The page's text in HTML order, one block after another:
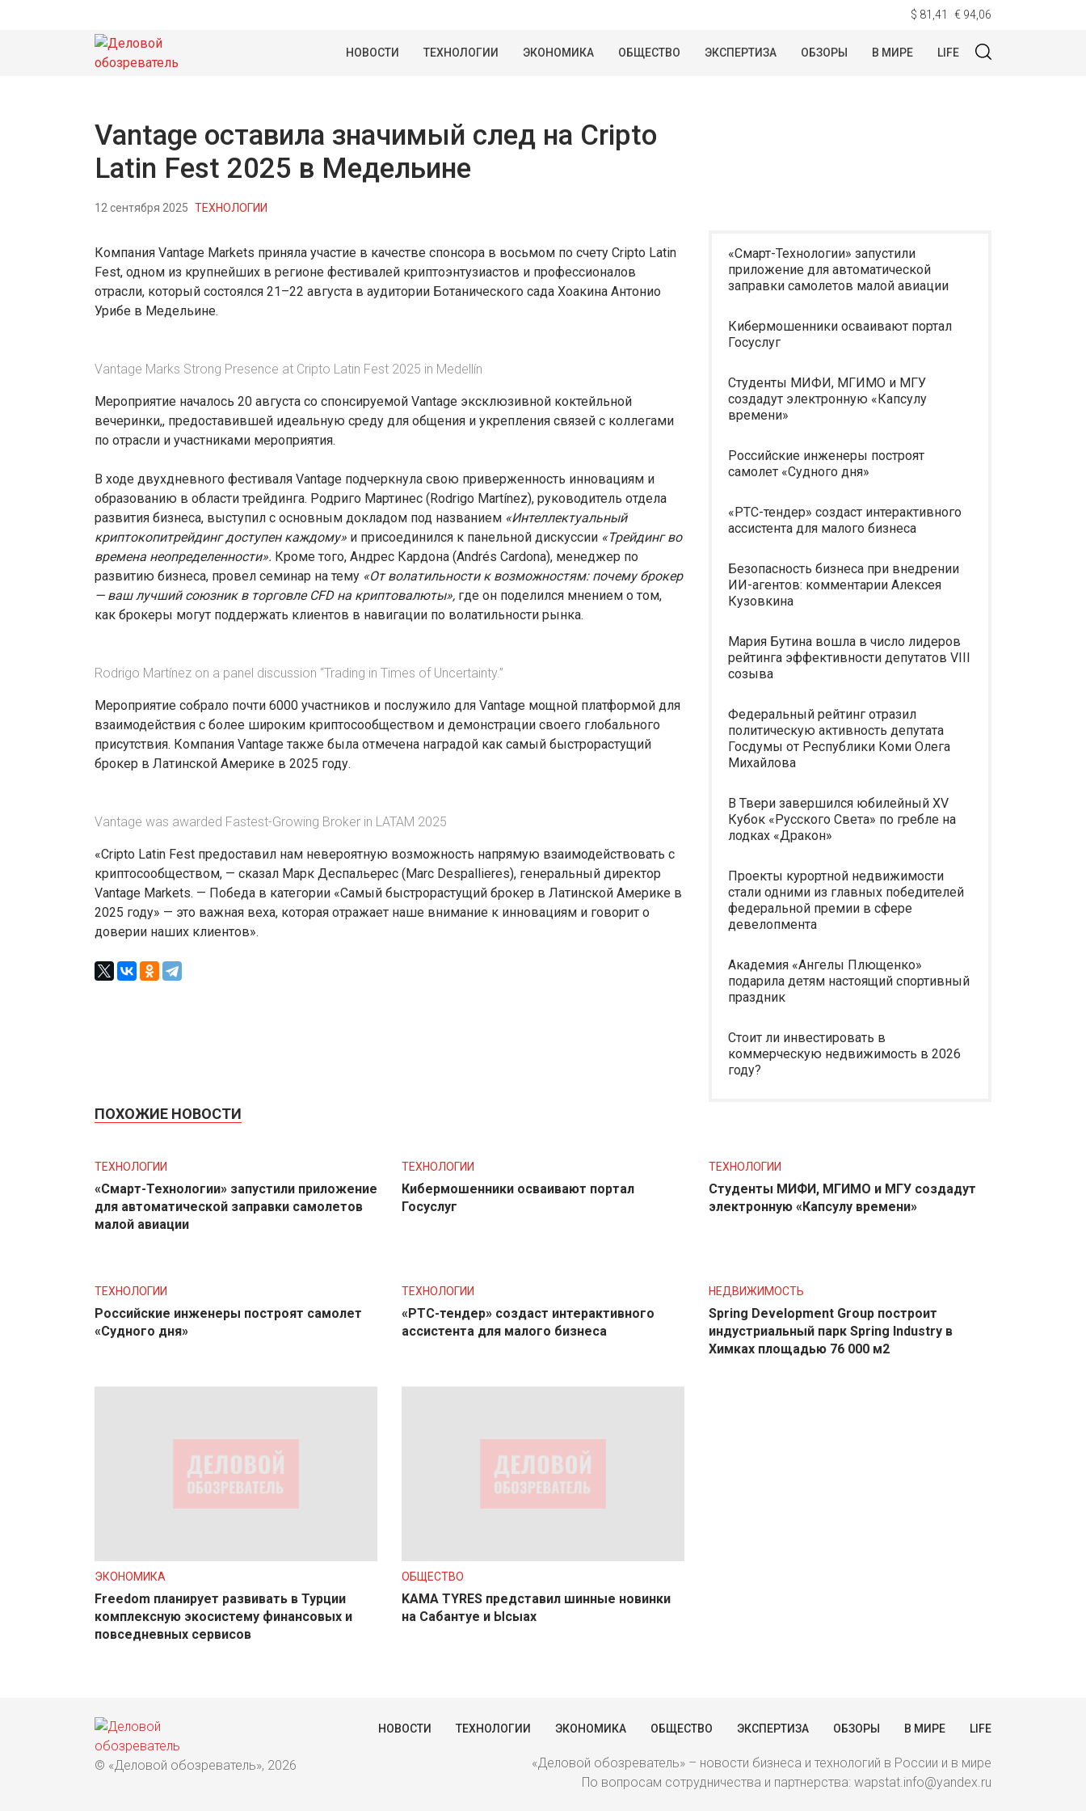
$ 81,41 € 94,06
НОВОСТИ ТЕХНОЛОГИИ ЭКОНОМИКА ОБЩЕСТВО ЭКСПЕРТИЗА ОБЗОРЫ В МИРЕ LIFE
Vantage оставила значимый след на Cripto
Latin Fest 2025 в Медельине
12 сентября 2025 ТЕХНОЛОГИИ
Компания Vantage Markets приняла участие в качестве спонсора в восьмом по счету Cripto Latin
Fest, одном из крупнейших в регионе фестивалей криптоэнтузиастов и профессионалов
отрасли, который состоялся 21–22 августа в аудитории Ботанического сада Хоакина Антонио
Урибе в Медельине.
Vantage Marks Strong Presence at Cripto Latin Fest 2025 in Medellín
Мероприятие началось 20 августа со спонсируемой Vantage эксклюзивной коктейльной
вечеринки,, предоставившей идеальную среду для общения и укрепления связей с коллегами
по отрасли и участниками мероприятия.
В ходе двухдневного фестиваля Vantage подчеркнула свою приверженность инновациям и
образованию в области трейдинга. Родриго Мартинес (Rodrigo Martínez), руководитель отдела
развития бизнеса, выступил с основным докладом под названием «Интеллектуальный
криптокопитрейдинг доступен каждому» и присоединился к панельной дискуссии «Трейдинг во
времена неопределенности». Кроме того, Андрес Кардона (Andrés Cardona), менеджер по
развитию бизнеса, провел семинар на тему «От волатильности к возможностям: почему брокер
— ваш лучший союзник в торговле CFD на криптовалюты», где он поделился мнением о том,
как брокеры могут поддержать клиентов в навигации по волатильности рынка.
Rodrigo Martínez on a panel discussion “Trading in Times of Uncertainty.”
Мероприятие собрало почти 6000 участников и послужило для Vantage мощной платформой для
взаимодействия с более широким криптосообществом и демонстрации своего глобального
присутствия. Компания Vantage также была отмечена наградой как самый быстрорастущий
брокер в Латинской Америке в 2025 году.
Vantage was awarded Fastest-Growing Broker in LATAM 2025
«Cripto Latin Fest предоставил нам невероятную возможность напрямую взаимодействовать с
криптосообществом, — сказал Марк Деспальерес (Marc Despallieres), генеральный директор
Vantage Markets. — Победа в категории «Самый быстрорастущий брокер в Латинской Америке в
2025 году» — это важная веха, которая отражает наше внимание к инновациям и говорит о
доверии наших клиентов».
«Смарт-Технологии» запустили
приложение для автоматической
заправки самолетов малой авиации
Кибермошенники осваивают портал
Госуслуг
Студенты МИФИ, МГИМО и МГУ
создадут электронную «Капсулу
времени»
Российские инженеры построят
самолет «Судного дня»
«РТС-тендер» создаст интерактивного
ассистента для малого бизнеса
Безопасность бизнеса при внедрении
ИИ-агентов: комментарии Алексея
Кузовкина
Мария Бутина вошла в число лидеров
рейтинга эффективности депутатов VIII
созыва
Федеральный рейтинг отразил
политическую активность депутата
Госдумы от Республики Коми Олега
Михайлова
В Твери завершился юбилейный XV
Кубок «Русского Света» по гребле на
лодках «Дракон»
Проекты курортной недвижимости
стали одними из главных победителей
федеральной премии в сфере
девелопмента
Академия «Ангелы Плющенко»
подарила детям настоящий спортивный
праздник
Стоит ли инвестировать в
коммерческую недвижимость в 2026
году?
ПОХОЖИЕ НОВОСТИ
ТЕХНОЛОГИИ
«Смарт-Технологии» запустили приложение
для автоматической заправки самолетов
малой авиации
ТЕХНОЛОГИИ
Кибермошенники осваивают портал
Госуслуг
ТЕХНОЛОГИИ
Студенты МИФИ, МГИМО и МГУ создадут
электронную «Капсулу времени»
ТЕХНОЛОГИИ
Российские инженеры построят самолет
«Судного дня»
ТЕХНОЛОГИИ
«РТС-тендер» создаст интерактивного
ассистента для малого бизнеса
НЕДВИЖИМОСТЬ
Spring Development Group построит
индустриальный парк Spring Industry в
Химках площадью 76 000 м2
ЭКОНОМИКА
Freedom планирует развивать в Турции
комплексную экосистему финансовых и
повседневных сервисов
ОБЩЕСТВО
KAMA TYRES представил шинные новинки
на Сабантуе и Ысыах
© «Деловой обозреватель», 2026
НОВОСТИ ТЕХНОЛОГИИ ЭКОНОМИКА ОБЩЕСТВО ЭКСПЕРТИЗА ОБЗОРЫ В МИРЕ LIFE
«Деловой обозреватель» – новости бизнеса и технологий в России и в мире
По вопросам сотрудничества и партнерства: wapstat.info@yandex.ru